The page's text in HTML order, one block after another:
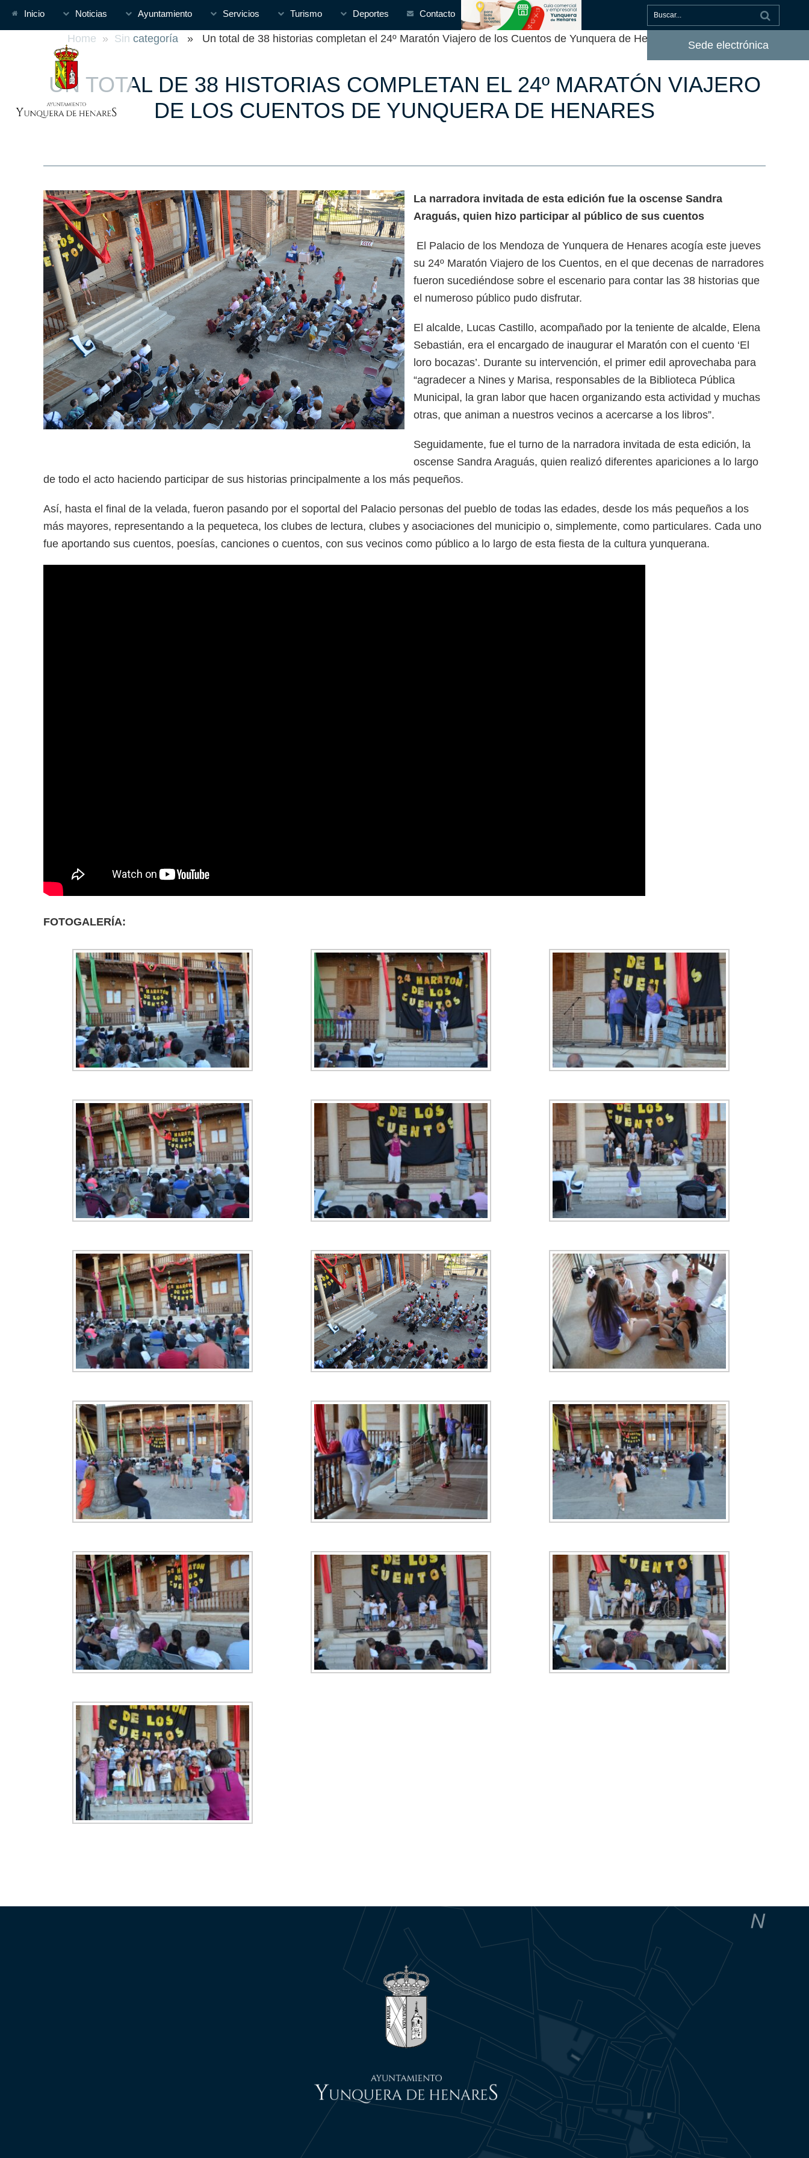
Inicio Noticias Ayuntamiento Servicios Turismo Deportes Contacto
Sede electrónica
Home » Sin categoría » Un total de 38 historias completan el 24º Maratón Viajero de los Cuentos de Yunquera de Henares
UN TOTAL DE 38 HISTORIAS COMPLETAN EL 24º MARATÓN VIAJERO
DE LOS CUENTOS DE YUNQUERA DE HENARES
La narradora invitada de esta edición fue la oscense Sandra
Araguás, quien hizo participar al público de sus cuentos
El Palacio de los Mendoza de Yunquera de Henares acogía este jueves
su 24º Maratón Viajero de los Cuentos, en el que decenas de narradores
fueron sucediéndose sobre el escenario para contar las 38 historias que
el numeroso público pudo disfrutar.
El alcalde, Lucas Castillo, acompañado por la teniente de alcalde, Elena
Sebastián, era el encargado de inaugurar el Maratón con el cuento ‘El
loro bocazas’. Durante su intervención, el primer edil aprovechaba para
“agradecer a Nines y Marisa, responsables de la Biblioteca Pública
Municipal, la gran labor que hacen organizando esta actividad y muchas
otras, que animan a nuestros vecinos a acercarse a los libros”.
Seguidamente, fue el turno de la narradora invitada de esta edición, la
oscense Sandra Araguás, quien realizó diferentes apariciones a lo largo
de todo el acto haciendo participar de sus historias principalmente a los más pequeños.
Así, hasta el final de la velada, fueron pasando por el soportal del Palacio personas del pueblo de todas las edades, desde los más pequeños a los
más mayores, representando a la pequeteca, los clubes de lectura, clubes y asociaciones del municipio o, simplemente, como particulares. Cada uno
fue aportando sus cuentos, poesías, canciones o cuentos, con sus vecinos como público a lo largo de esta fiesta de la cultura yunquerana.
FOTOGALERÍA: